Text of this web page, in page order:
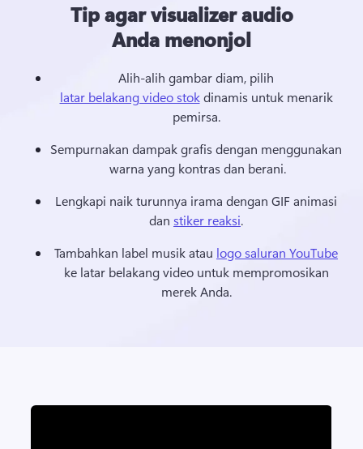
Tip agar visualizer audio
Anda menonjol
Alih-alih gambar diam, pilih
latar belakang video stok dinamis untuk menarik
pemirsa.
Sempurnakan dampak grafis dengan menggunakan
warna yang kontras dan berani.
Lengkapi naik turunnya irama dengan GIF animasi
dan stiker reaksi.
Tambahkan label musik atau logo saluran YouTube
ke latar belakang video untuk mempromosikan
merek Anda.